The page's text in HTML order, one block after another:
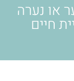
או נערה
חיים